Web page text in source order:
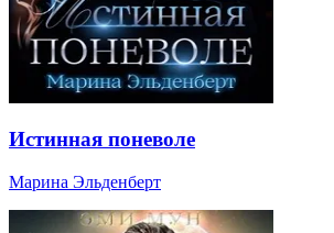
Истинная поневоле
Марина Эльденберт